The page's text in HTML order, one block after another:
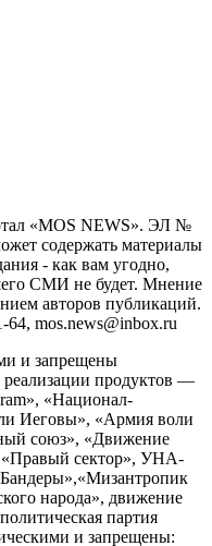
«MOS NEWS». ЭЛ №
содержать материалы
- как вам угодно,
СМИ не будет. Мнение
авторов публикаций.
mos.news@inbox.ru
и запрещены
реализации продуктов —
«Национал-
Иеговы», «Армия воли
союз», «Движение
«Правый сектор», УНА-
народа», движение
партия
и запрещены: